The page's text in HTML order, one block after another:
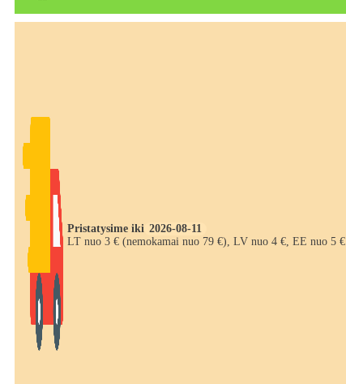
Pristatysime iki 2026-08-11
LT nuo 3 € (nemokamai nuo 79 €), LV nuo 4 €, EE nuo 5 €.